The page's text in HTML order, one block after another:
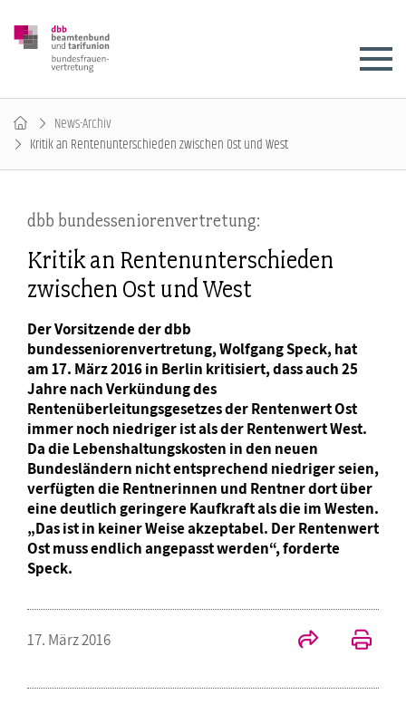
News-Archiv
Kritik an Rentenunterschieden zwischen Ost und West
dbb bundesseniorenvertretung:
Kritik an Rentenunterschieden
zwischen Ost und West
Der Vorsitzende der dbb
bundesseniorenvertretung, Wolfgang Speck, hat
am 17. März 2016 in Berlin kritisiert, dass auch 25
Jahre nach Verkündung des
Rentenüberleitungsgesetzes der Rentenwert Ost
immer noch niedriger ist als der Rentenwert West.
Da die Lebenshaltungskosten in den neuen
Bundesländern nicht entsprechend niedriger seien,
verfügten die Rentnerinnen und Rentner dort über
eine deutlich geringere Kaufkraft als die im Westen.
„Das ist in keiner Weise akzeptabel. Der Rentenwert
Ost muss endlich angepasst werden“, forderte
Speck.
17. März 2016